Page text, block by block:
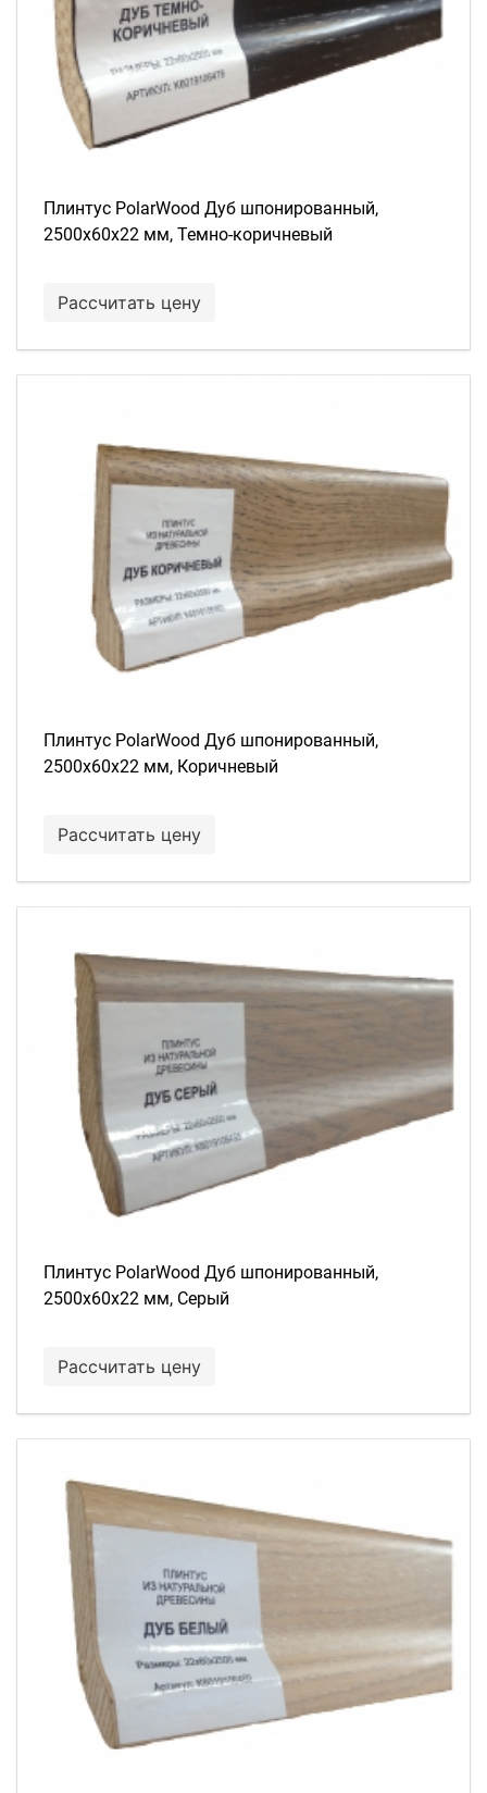
Плинтус PolarWood Дуб шпонированный,
2500х60х22 мм, Темно-коричневый
Рассчитать цену
Плинтус PolarWood Дуб шпонированный,
2500х60х22 мм, Коричневый
Рассчитать цену
Плинтус PolarWood Дуб шпонированный,
2500х60х22 мм, Серый
Рассчитать цену